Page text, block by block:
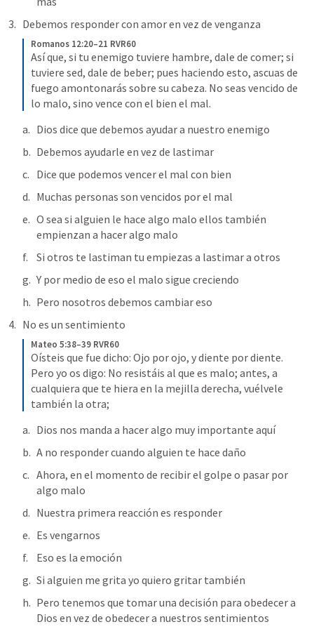
Debemos responder con amor en vez de venganza
Romanos 12:20–21 RVR60
Así que, si tu enemigo tuviere hambre, dale de comer; si
tuviere sed, dale de beber; pues haciendo esto, ascuas de
fuego amontonarás sobre su cabeza. No seas vencido de
lo malo, sino vence con el bien el mal.
Dios dice que debemos ayudar a nuestro enemigo
Debemos ayudarle en vez de lastimar
Dice que podemos vencer el mal con bien
Muchas personas son vencidos por el mal
O sea si alguien le hace algo malo ellos también
empienzan a hacer algo malo
Si otros te lastiman tu empiezas a lastimar a otros
Y por medio de eso el malo sigue creciendo
Pero nosotros debemos cambiar eso
No es un sentimiento
Mateo 5:38–39 RVR60
Oísteis que fue dicho: Ojo por ojo, y diente por diente.
Pero yo os digo: No resistáis al que es malo; antes, a
cualquiera que te hiera en la mejilla derecha, vuélvele
también la otra;
Dios nos manda a hacer algo muy importante aquí
A no responder cuando alguien te hace daño
Ahora, en el momento de recibir el golpe o pasar por
algo malo
Nuestra primera reacción es responder
Es vengarnos
Eso es la emoción
Si alguien me grita yo quiero gritar también
Pero tenemos que tomar una decisión para obedecer a
Dios en vez de obedecer a nuestros sentimientos